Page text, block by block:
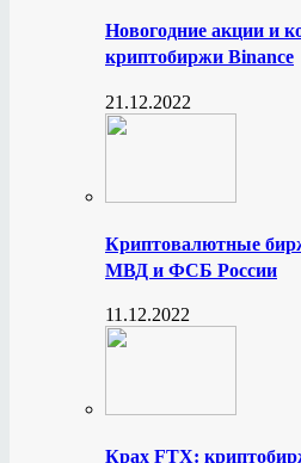
Новогодние акции и
криптобиржи Binance
21.12.2022
Криптовалютные
МВД и ФСБ России
11.12.2022
Крах FTX: